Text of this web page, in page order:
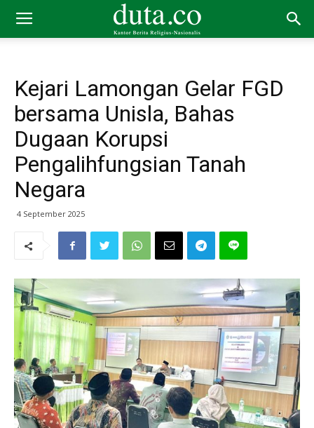
Kejari Lamongan Gelar FGD
bersama Unisla, Bahas
Dugaan Korupsi
Pengalihfungsian Tanah
Negara
4 September 2025